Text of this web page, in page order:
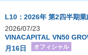
L10：2026年 第2四半期業
2026/07/23
VINACAPITAL VN50
月16日
オフィシャル